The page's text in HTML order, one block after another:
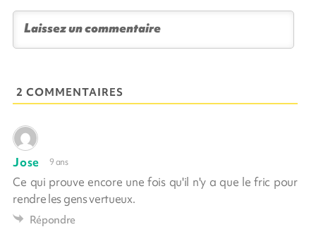
2 COMMENTAIRES
Jose 9 ans
Ce qui prouve encore une fois qu'il n'y a que le fric pour
rendre les gens vertueux.
Répondre